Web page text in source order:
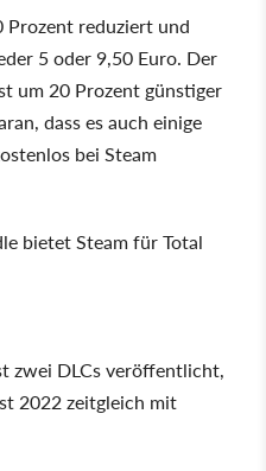
Prozent reduziert und
5 oder 9,50 Euro. Der
um 20 Prozent günstiger
dass es auch einige
bei Steam
bietet Steam für Total
zwei DLCs veröffentlicht,
2022 zeitgleich mit